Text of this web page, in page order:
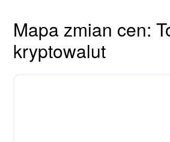
Mapa zmian cen:
kryptowalut